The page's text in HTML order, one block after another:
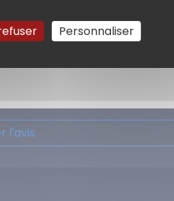
Personnaliser
l'avis